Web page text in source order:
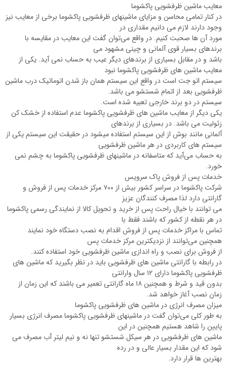
معایب ماشین ظرفشویی پاکشوما
در کنار تمامی محاسن و مزایای ماشینهای ظرفشویی پاکشوما برخی از معایب نیز
وجود دارند لازم می دانیم مقداری در
مورد آن ها صحبت کنیم. در واقع می‌توان گفت این معایب در مقایسه با
برندهای بسیار قوی آلمانی و چینی مشهود می
باشد و در مقابل بسیاری از برندهای دیگر عیب به حساب نمی آید. یکی از
معایب ماشین های ظرفشویی پاکشوما نبود
سیستم اتو جت است در واقع این سیستم همان باز شدن اتوماتیک درب ماشین
ظرفشویی بعد از اتمام شستشو می باشد.
سیستم در دو برند خارجی تعبیه شده است.
یکی دیگر از معایب ماشین های ظرفشویی پاکشوما عدم استفاده از خشک کن
زئولیت می باشد. در بسیاری از برندهای
آلمانی مانند بوش از این سیستم استفاده میشود در حقیقت این سیستم یکی از
سیستم های کاربردی در هر ماشین ظرفشویی
به حساب می‌آید که متاسفانه در ماشینهای ظرفشویی پاکشوما به چشم نمی
خورد.
خدمات پس از فروش پاک سرویس
شرکت پاکشوما در سراسر کشور بیش از ۷۰۰ مرکز خدمات پس از فروش و
گارانتی دارد لذا مصرف کنندگان عزیز
می توانند با خیال راحت پس از خرید و تحویل کالا از نمایندگی رسمی پاکشوما
در هر نقطه از کشور که باشند فقط با
تماس با مراکز خدمات پس از فروش اقدام به نصب دستگاه خود نمایند
همچنین می‌توانند از نزدیکترین مرکز خدمات پس
از فروش برای نصب و راه اندازی ماشین ظرفشویی خود استفاده کنند.
در رابطه با گارانتی ماشین های ظرفشویی باید در نظر بگیرید که ماشین های
ظرفشویی پاکشوما دارای ۱۲ سال وارانتی
بدون قید و شرط و همچنین ۱۸ ماه گارانتی تعمیر می باشند که این زمان از
زمان نصب آغاز خواهد شد.
میزان مصرف انرژی در ماشین های ظرفشویی پاکشوما
به طور کلی می‌توان گفت در ماشینهای ظرفشویی پاکشوما مصرف انرژی بسیار
پایین را شاهد هستیم همچنین در این
ماشین های ظرفشویی در هر سیکل شستشو تنها نه و نیم لیتر آب مصرف می
شود که این مقدار بسیار عالی و در رده
بهترین ها قرار دارد.